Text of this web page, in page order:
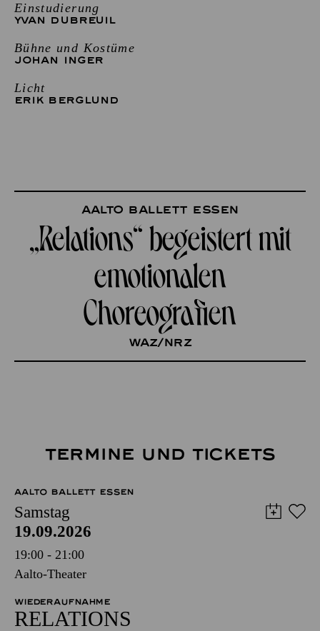
Einstudierung
YVAN DUBREUIL
Bühne und Kostüme
JOHAN INGER
Licht
ERIK BERGLUND
Aalto Ballett Essen
„Relations“ begeistert mit
emotionalen
Choreografien
WAZ/NRZ
TERMINE UND TICKETS
AALTO BALLETT ESSEN
Samstag
19.09.2026
19:00 - 21:00
Aalto-Theater
WIEDERAUFNAHME
RELATIONS